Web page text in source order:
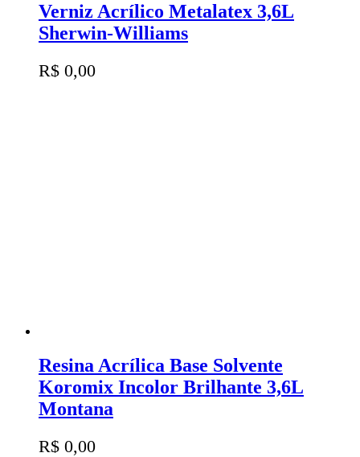
Verniz Acrílico Metalatex 3,6L
Sherwin-Williams
R$ 0,00
Resina Acrílica Base Solvente
Koromix Incolor Brilhante 3,6L
Montana
R$ 0,00